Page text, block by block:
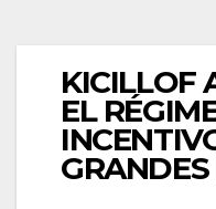
KICILLOF
EL